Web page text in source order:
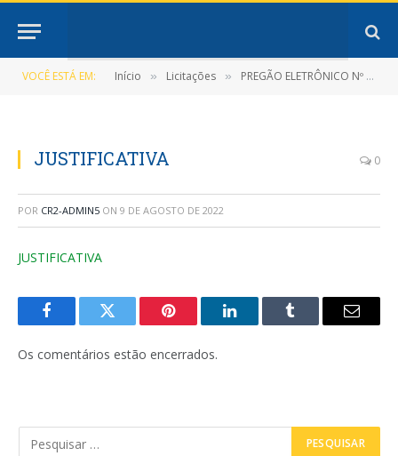
VOCÊ ESTÁ EM: Início » Licitações » PREGÃO ELETRÔNICO Nº 012/2022-SRP (FUTURA E EVENTUAL CONTRATAÇÃO DE PESSOA JURÍDICA ESPECIALIZADA EM SERVIÇOS DE MANUTENÇÃO PREVENTIVA E CORRETIVA DE BOMBAS D’ÁGUA, BEM COMO A AQUISIÇÃO DE BOMBAS D’ÁGUA)
JUSTIFICATIVA 0
POR CR2-ADMIN5 ON 9 DE AGOSTO DE 2022
JUSTIFICATIVA
FacebookTwitter Pinterest LinkedInTumblr
E-
Os comentários estão encerrados.